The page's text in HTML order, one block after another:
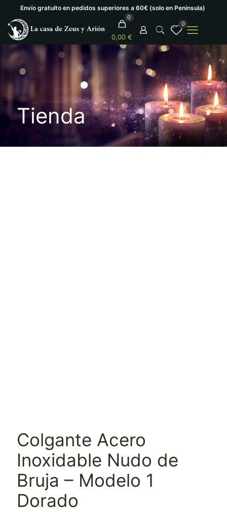
Envío gratuíto en pedidos superiores a 60€ (solo en Península)
0
0,00 €
0
Tienda
Colgante Acero
Inoxidable Nudo de
Bruja – Modelo 1
Dorado